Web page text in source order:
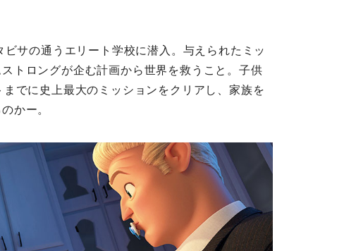
サの通うエリート学校に潜入。与えられたミッ
トロングが企む計画から世界を救うこと。子供
でに史上最大のミッションをクリアし、家族を
かー。